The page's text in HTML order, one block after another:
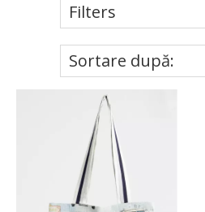
Filters
Sortare după: